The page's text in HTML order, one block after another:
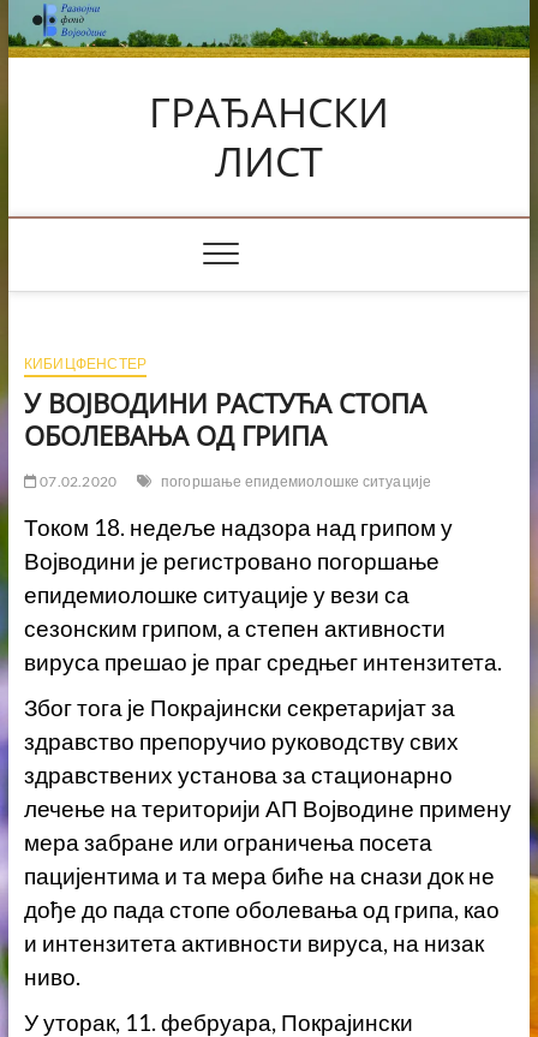
Skip
to
content
ГРАЂАНСКИ
ЛИСТ
КИБИЦФЕНСТЕР
У ВОЈВОДИНИ РАСТУЋА СТОПА
ОБОЛЕВАЊА ОД ГРИПА
07.02.2020 погоршање епидемиолошке ситуације
Током 18. недеље надзора над грипом у
Војводини је регистровано погоршање
епидемиолошке ситуације у вези са
сезонским грипом, а степен активности
вируса прешао је праг средњег интензитета.
Због тога је Покрајински секретаријат за
здравство препоручио руководству свих
здравствених установа за стационарно
лечење на територији АП Војводине примену
мера забране или ограничења посета
пацијентима и та мера биће на снази док не
дође до пада стопе оболевања од грипа, као
и интензитета активности вируса, на низак
ниво.
У уторак, 11. фебруара, Покрајински